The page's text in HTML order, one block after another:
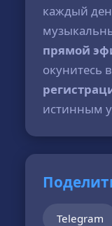
каждый
прямой
окунитесь
истинным
Telegram